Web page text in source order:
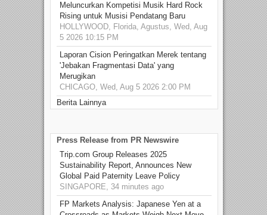
Meluncurkan Kompetisi Musik Hard Rock
Rising untuk Musisi Pendatang Baru
HOLLYWOOD, Florida, Agustus, Wed, Aug
5 2026 10:15 PM
Laporan Cision Peringatkan Merek tentang
'Jebakan Fragmentasi Data' yang
Merugikan
CHICAGO, Wed, Aug 5 2026 2:00 PM
Berita Lainnya
Press Release from PR Newswire
Trip.com Group Releases 2025
Sustainability Report, Announces New
Global Paid Paternity Leave Policy
SINGAPORE, 34 minutes ago
FP Markets Analysis: Japanese Yen at a